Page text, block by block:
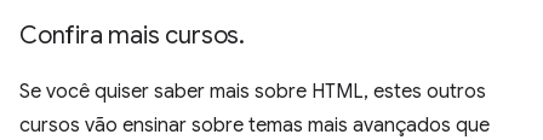
Confira mais cursos.
Se você quiser saber mais sobre HTML, estes outros
cursos vão ensinar sobre temas mais avançados que